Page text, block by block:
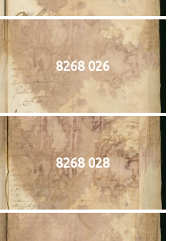
8268 026
8268 028